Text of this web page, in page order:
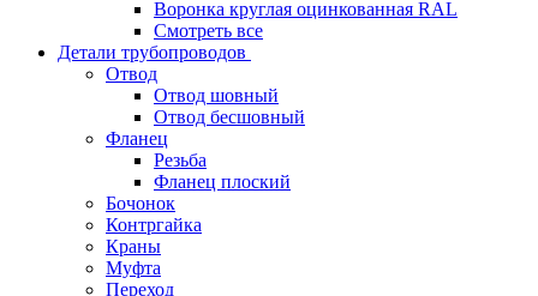
Воронка круглая оцинкованная RAL
Смотреть все
Детали трубопроводов
Отвод
Отвод шовный
Отвод бесшовный
Фланец
Резьба
Фланец плоский
Бочонок
Контргайка
Краны
Муфта
Переход